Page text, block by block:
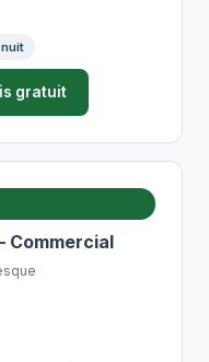
gratuit
Commercial